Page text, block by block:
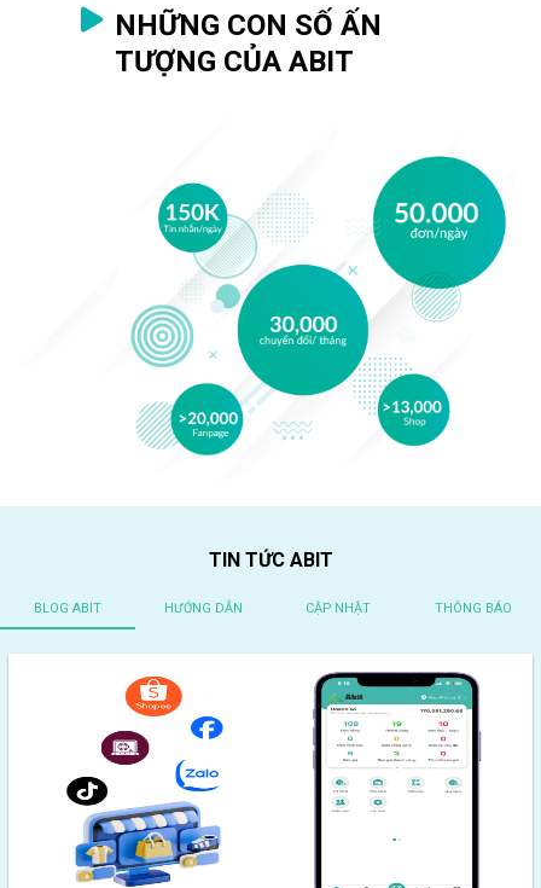
NHỮNG CON SỐ ẤN
TƯỢNG CỦA ABIT
TIN TỨC ABIT
BLOG ABIT HƯỚNG DẪN CẬP NHẬT THÔNG BÁO